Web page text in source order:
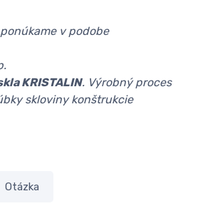
v podobe
KRISTALIN. Výrobný proces
skloviny konštrukcie
Otázka